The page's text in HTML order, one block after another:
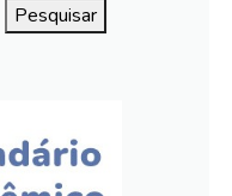
Pesquisar